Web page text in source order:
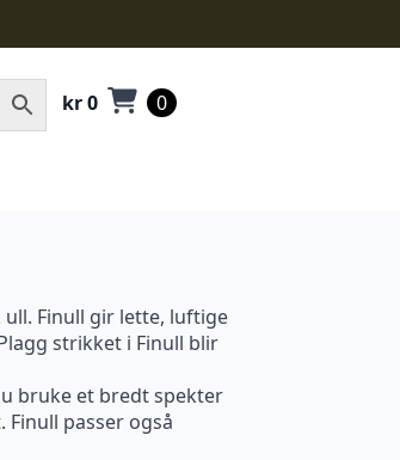
kr0 0
ull. Finull gir lette, luftige
strikket i Finull blir
bruke et bredt spekter
passer også